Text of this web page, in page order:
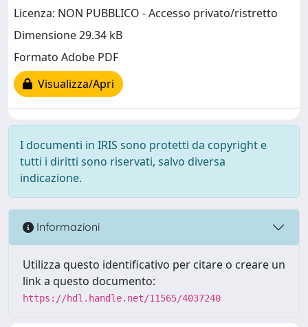
Licenza: NON PUBBLICO - Accesso privato/ristretto
Dimensione 29.34 kB
Formato Adobe PDF
Visualizza/Apri
I documenti in IRIS sono protetti da copyright e
tutti i diritti sono riservati, salvo diversa
indicazione.
Informazioni
Utilizza questo identificativo per citare o creare un
link a questo documento:
https://hdl.handle.net/11565/4037240